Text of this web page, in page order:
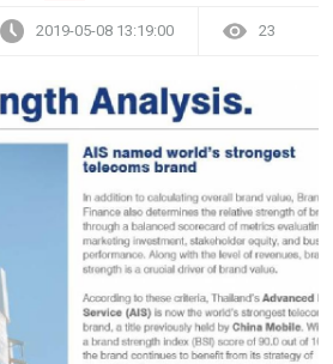
2019-05-08 13:19:00 23